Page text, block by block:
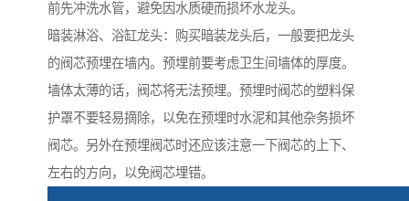
前先冲洗水管，避免因水质硬而损坏水龙头。
暗装淋浴、浴缸龙头：购买暗装龙头后，一般要把龙头
的阀芯预埋在墙内。预埋前要考虑卫生间墙体的厚度。
墙体太薄的话，阀芯将无法预埋。预埋时阀芯的塑料保
护罩不要轻易摘除，以免在预埋时水泥和其他杂务损坏
阀芯。另外在预埋阀芯时还应该注意一下阀芯的上下、
左右的方向，以免阀芯埋错。